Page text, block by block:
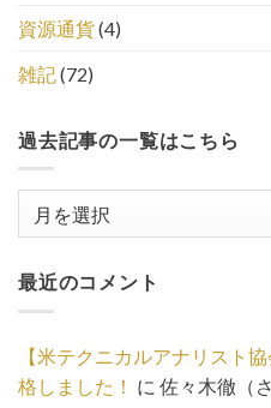
資源通貨(4)
雑記 (72)
過去記事の一覧はこちら
事
の
覧
は
最近のコメント
【米テクニカルアナリスト
格しました！ に 佐々木徹（